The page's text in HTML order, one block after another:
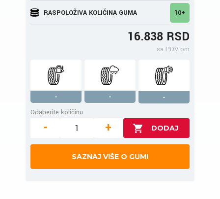
RASPOLOŽIVA KOLIČINA GUMA 10+
16.838 RSD
sa PDV-om
- -
-
Odaberite količinu
- +
SAZNAJ VIŠE O GUMI